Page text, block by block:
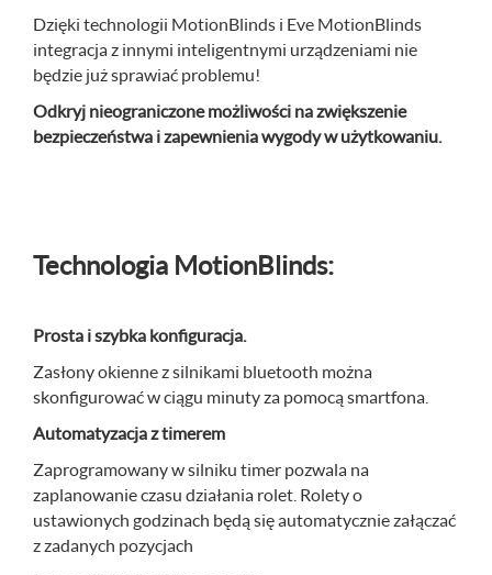
Dzięki technologii MotionBlinds i Eve MotionBlinds
integracja z innymi inteligentnymi urządzeniami nie
będzie już sprawiać problemu!
Odkryj nieograniczone możliwości na zwiększenie
bezpieczeństwa i zapewnienia wygody w użytkowaniu.
Technologia MotionBlinds:
Prosta i szybka konfiguracja.
Zasłony okienne z silnikami bluetooth można
skonfigurować w ciągu minuty za pomocą smartfona.
Automatyzacja z timerem
Zaprogramowany w silniku timer pozwala na
zaplanowanie czasu działania rolet. Rolety o
ustawionych godzinach będą się automatycznie załączać
z zadanych pozycjach